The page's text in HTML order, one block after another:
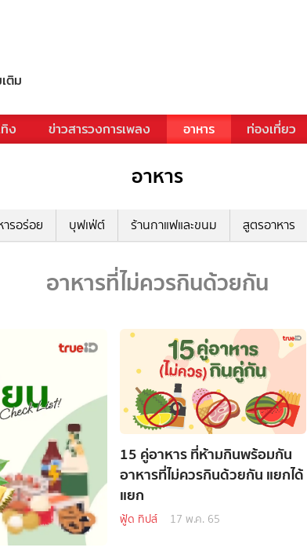
ติม
ง ข่าวสารวงการเพลง อาหาร ท่องเที่ยว
อาหาร
รอร่อย บุฟเฟ่ต์ ร้านกาแฟและขนม สูตรอาหาร
อาหารที่ไม่ควรกินด้วยกัน
15 คู่อาหาร ที่ห้ามกินพร้อมกัน
อาหารที่ไม่ควรกินด้วยกัน แยกได้
แยก
ฟู้ด ทิปส์ 17 พ.ค. 65